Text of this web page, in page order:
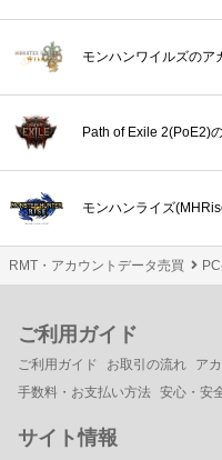
モンハンワイルズのア
Path of Exile 2(PoE2)
モンハンライズ
RMT・アカウントデータ売買
ご利用ガイド
ご利用ガイド お取引の流れ ア
手数料・お支払い方法 安心・安
サイト情報